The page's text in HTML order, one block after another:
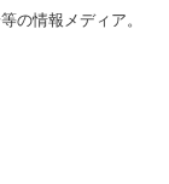
の情報メディア。